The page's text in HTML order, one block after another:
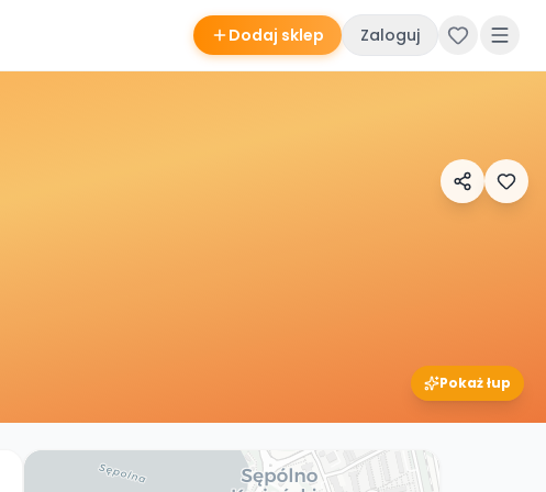
Dodaj sklep Zaloguj
Pokaż łup